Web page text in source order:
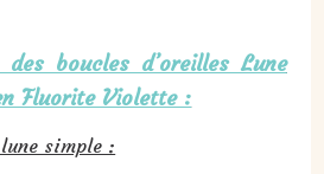
des boucles d’oreilles Lune
Fluorite Violette :
simple :